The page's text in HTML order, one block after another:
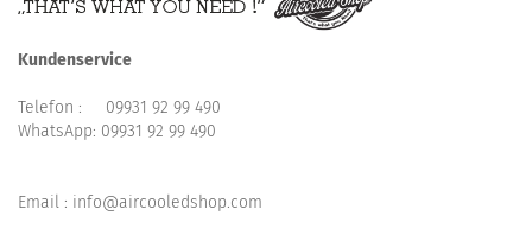
Kundenservice
Telefon : 09931 92 99 490
WhatsApp: 09931 92 99 490
Email : info@aircooledshop.com